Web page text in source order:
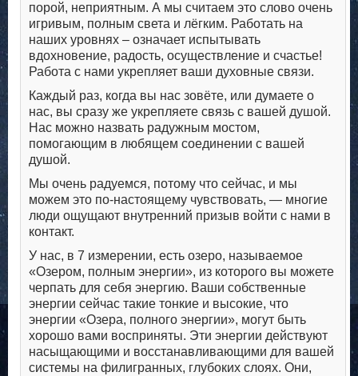
порой, неприятным. А мы считаем это слово очень
игривым, полным света и лёгким. Работать на
наших уровнях – означает испытывать
вдохновение, радость, осуществление и счастье!
Работа с нами укрепляет ваши духовные связи.
Каждый раз, когда вы нас зовёте, или думаете о
нас, вы сразу же укрепляете связь с вашей душой.
Нас можно назвать радужным мостом,
помогающим в любящем соединении с вашей
душой.
Мы очень радуемся, потому что сейчас, и мы
можем это по-настоящему чувствовать, — многие
люди ощущают внутренний призыв войти с нами в
контакт.
У нас, в 7 измерении, есть озеро, называемое
«Озером, полным энергии», из которого вы можете
черпать для себя энергию. Ваши собственные
энергии сейчас такие тонкие и высокие, что
энергии «Озера, полного энергии», могут быть
хорошо вами восприняты. Эти энергии действуют
насыщающими и восстанавливающими для вашей
системы на филигранных, глубоких слоях. Они,